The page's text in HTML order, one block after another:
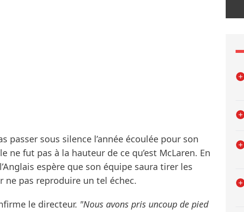
passer sous silence l’année écoulée pour son
ne fut pas à la hauteur de ce qu’est McLaren. En
espère que son équipe saura tirer les
ne pas reproduire un tel échec.
le directeur. "Nous avons pris uncoup de pied